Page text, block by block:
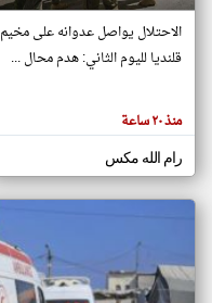
المقالات
الموجوده
هنا عن
كاتبيها.
الاحتلال يواصل عدوانه على مخيم
قلنديا لليوم الثاني: هدم محال ...
منذ ٢٠ ساعة
رام الله مكس